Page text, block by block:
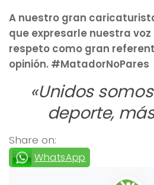
A nuestro gran
que expresarle nuestra
respeto como gran
opinión. #MatadorNoPares
«Unidos
deporte,
Share on:
WhatsApp